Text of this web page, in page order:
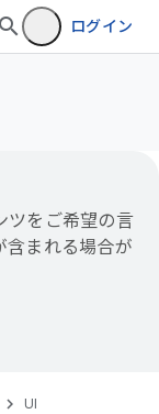
ログイン
ツをご希望の言
含まれる場合が
UI